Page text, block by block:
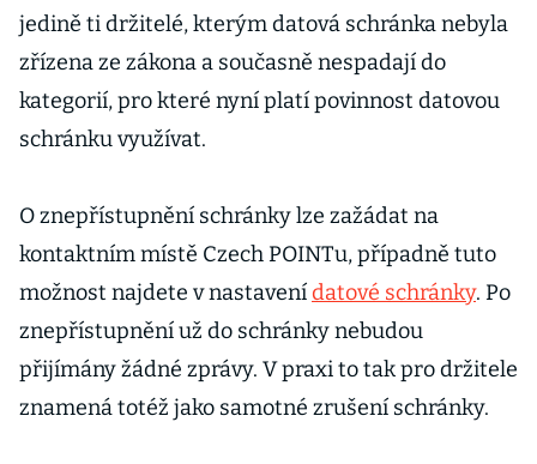
jedině ti držitelé, kterým datová schránka nebyla
zřízena ze zákona a současně nespadají do
kategorií, pro které nyní platí povinnost datovou
schránku využívat.
O znepřístupnění schránky lze zažádat na
kontaktním místě Czech POINTu, případně tuto
možnost najdete v nastavenídatové schránky. Po
znepřístupnění už do schránky nebudou
přijímány žádné zprávy. V praxi to tak pro držitele
znamená totéž jako samotné zrušení schránky.